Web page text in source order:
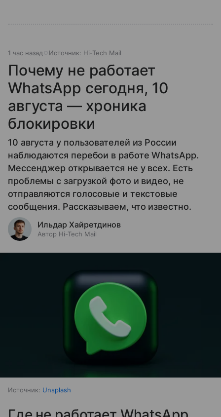
1 час назад Источник: Hi-Tech Mail
Почему не работает
WhatsApp сегодня, 10
августа — хроника
блокировки
10 августа у пользователей из России
наблюдаются перебои в работе WhatsApp.
Мессенджер открывается не у всех. Есть
проблемы с загрузкой фото и видео, не
отправляются голосовые и текстовые
сообщения. Рассказываем, что известно.
Ильдар Хайретдинов
Автор Hi-Tech Mail
Источник: Unsplash